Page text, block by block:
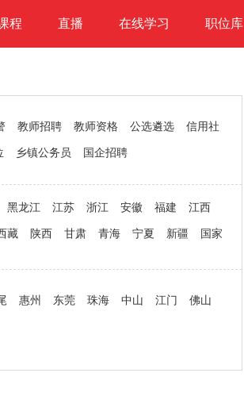
程 直播 在线学习 职位库
教师招聘 教师资格 公选遴选 信用社
乡镇公务员 国企招聘
黑龙江 江苏 浙江 安徽 福建 江西
藏 陕西 甘肃 青海 宁夏 新疆 国家
惠州 东莞 珠海 中山 江门 佛山